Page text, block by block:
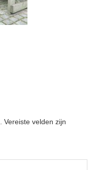
Vereiste velden zijn